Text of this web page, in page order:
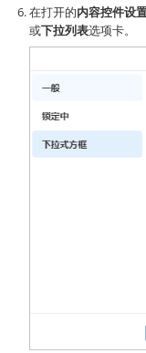
在打开的内容控件设
或下拉列表选项卡。